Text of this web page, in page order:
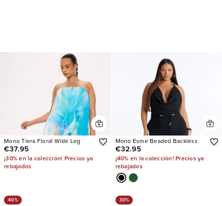
Mono Tiera Floral Wide Leg
€37.95
¡30% en la colección! Precios ya
rebajados
Mono Esme Beaded Backless
€32.95
¡40% en la colección! Precios ya
rebajados
40% 30%